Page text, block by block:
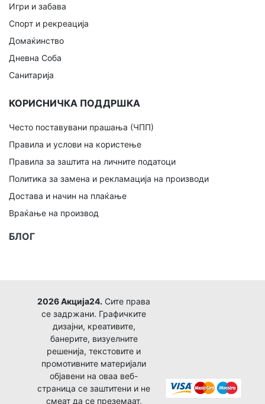
Игри и забава
Спорт и рекреација
Домаќинство
Дневна Соба
Санитарија
КОРИСНИЧКА ПОДДРШКА
Често поставувани прашања (ЧПП)
Правила и услови на користење
Правила за заштита на личните податоци
Политика за замена и рекламација на производи
Достава и начин на плаќање
Враќање на производ
БЛОГ
2026 Акција24. Сите права
се задржани. Графичките
дизајни, креативите,
банерите, визуелните
решенија, текстовите и
промотивните материјали
објавени на оваа веб-
страница се заштитени и не
смеат да се преземаат,